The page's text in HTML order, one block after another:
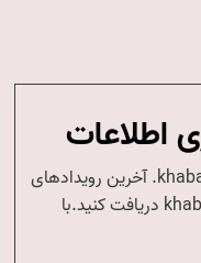
اطلاعات
اخبار ارتباطات و فناوری اطلاعات در khabarict. آخرین رویدادهای
ارتباطات در و فناوری اطلاعات را از khabarict دریافت کنید.با